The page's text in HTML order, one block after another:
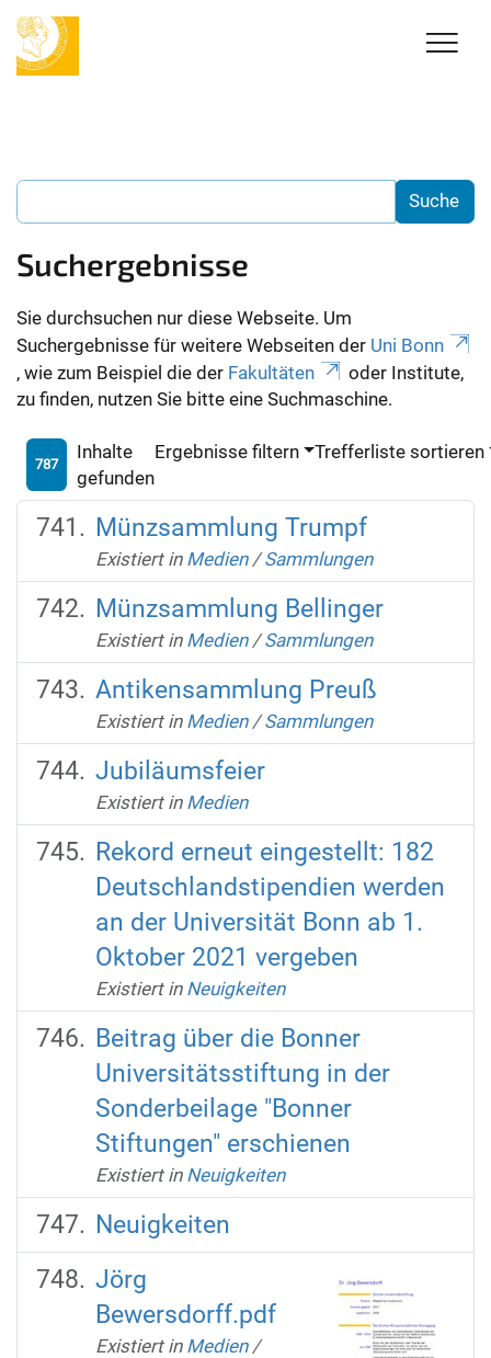
Suchergebnisse
Sie durchsuchen nur diese Webseite. Um
Suchergebnisse für weitere Webseiten der Uni Bonn
, wie zum Beispiel die der Fakultäten
oder Institute,
zu finden, nutzen Sie bitte eine Suchmaschine.
787
Inhalte
gefunden
Ergebnisse filtern Trefferliste sortieren
Münzsammlung Trumpf
Existiert in Medien /Sammlungen
Münzsammlung Bellinger
Existiert in Medien /Sammlungen
Antikensammlung Preuß
Existiert in Medien /Sammlungen
Jubiläumsfeier
Existiert in Medien
Rekord erneut eingestellt: 182
Deutschlandstipendien werden
an der Universität Bonn ab 1.
Oktober 2021 vergeben
Existiert in Neuigkeiten
Beitrag über die Bonner
Universitätsstiftung in der
Sonderbeilage "Bonner
Stiftungen" erschienen
Existiert in Neuigkeiten
Neuigkeiten
Jörg
Bewersdorff.pdf
Existiert in Medien /